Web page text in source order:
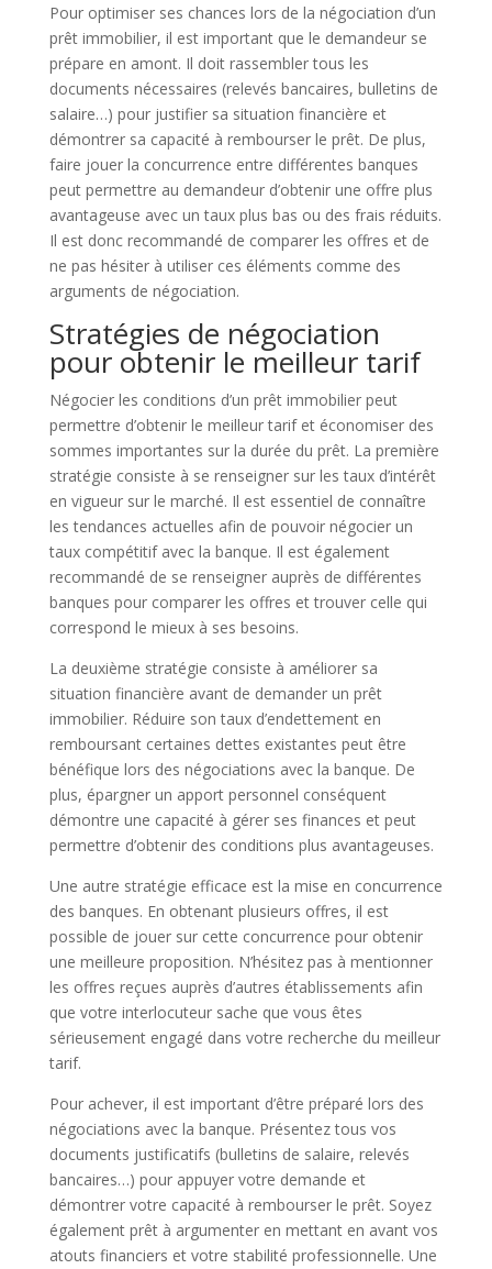
Pour optimiser ses chances lors de la négociation d’un
prêt immobilier, il est important que le demandeur se
prépare en amont. Il doit rassembler tous les
documents nécessaires (relevés bancaires, bulletins de
salaire…) pour justifier sa situation financière et
démontrer sa capacité à rembourser le prêt. De plus,
faire jouer la concurrence entre différentes banques
peut permettre au demandeur d’obtenir une offre plus
avantageuse avec un taux plus bas ou des frais réduits.
Il est donc recommandé de comparer les offres et de
ne pas hésiter à utiliser ces éléments comme des
arguments de négociation.
Stratégies de négociation
pour obtenir le meilleur tarif
Négocier les conditions d’un prêt immobilier peut
permettre d’obtenir le meilleur tarif et économiser des
sommes importantes sur la durée du prêt. La première
stratégie consiste à se renseigner sur les taux d’intérêt
en vigueur sur le marché. Il est essentiel de connaître
les tendances actuelles afin de pouvoir négocier un
taux compétitif avec la banque. Il est également
recommandé de se renseigner auprès de différentes
banques pour comparer les offres et trouver celle qui
correspond le mieux à ses besoins.
La deuxième stratégie consiste à améliorer sa
situation financière avant de demander un prêt
immobilier. Réduire son taux d’endettement en
remboursant certaines dettes existantes peut être
bénéfique lors des négociations avec la banque. De
plus, épargner un apport personnel conséquent
démontre une capacité à gérer ses finances et peut
permettre d’obtenir des conditions plus avantageuses.
Une autre stratégie efficace est la mise en concurrence
des banques. En obtenant plusieurs offres, il est
possible de jouer sur cette concurrence pour obtenir
une meilleure proposition. N’hésitez pas à mentionner
les offres reçues auprès d’autres établissements afin
que votre interlocuteur sache que vous êtes
sérieusement engagé dans votre recherche du meilleur
tarif.
Pour achever, il est important d’être préparé lors des
négociations avec la banque. Présentez tous vos
documents justificatifs (bulletins de salaire, relevés
bancaires…) pour appuyer votre demande et
démontrer votre capacité à rembourser le prêt. Soyez
également prêt à argumenter en mettant en avant vos
atouts financiers et votre stabilité professionnelle. Une